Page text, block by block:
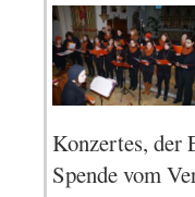
Konzertes, der
Spende vom